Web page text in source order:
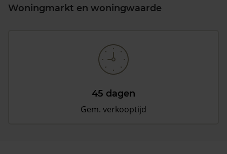
Woningmarkt en woningwaarde
45 dagen
Gem. verkooptijd